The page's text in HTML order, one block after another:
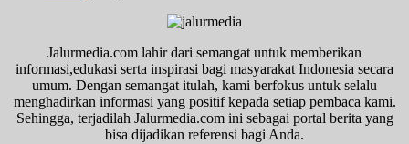
Jalurmedia.com lahir dari semangat untuk memberikan
informasi,edukasi serta inspirasi bagi masyarakat Indonesia secara
umum. Dengan semangat itulah, kami berfokus untuk selalu
menghadirkan informasi yang positif kepada setiap pembaca kami.
Sehingga, terjadilah Jalurmedia.com ini sebagai portal berita yang
bisa dijadikan referensi bagi Anda.